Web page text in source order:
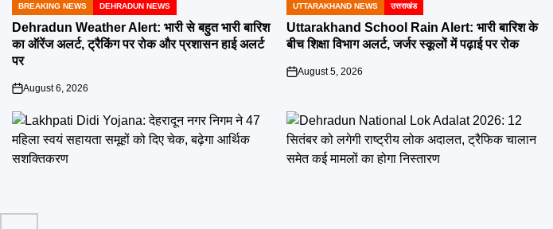
POSTED
IN
BREAKING NEWS DEHRADUN NEWS
Dehradun Weather Alert: भारी से बहुत भारी बारिश
का ऑरेंज अलर्ट, ट्रैकिंग पर रोक और प्रशासन हाई अलर्ट
पर
on
August 6, 2026
POSTED
IN
UTTARAKHAND NEWS उत्तराखंड
Uttarakhand School Rain Alert: भारी बारिश के
बीच शिक्षा विभाग अलर्ट, जर्जर स्कूलों में पढ़ाई पर रोक
on
August 5, 2026